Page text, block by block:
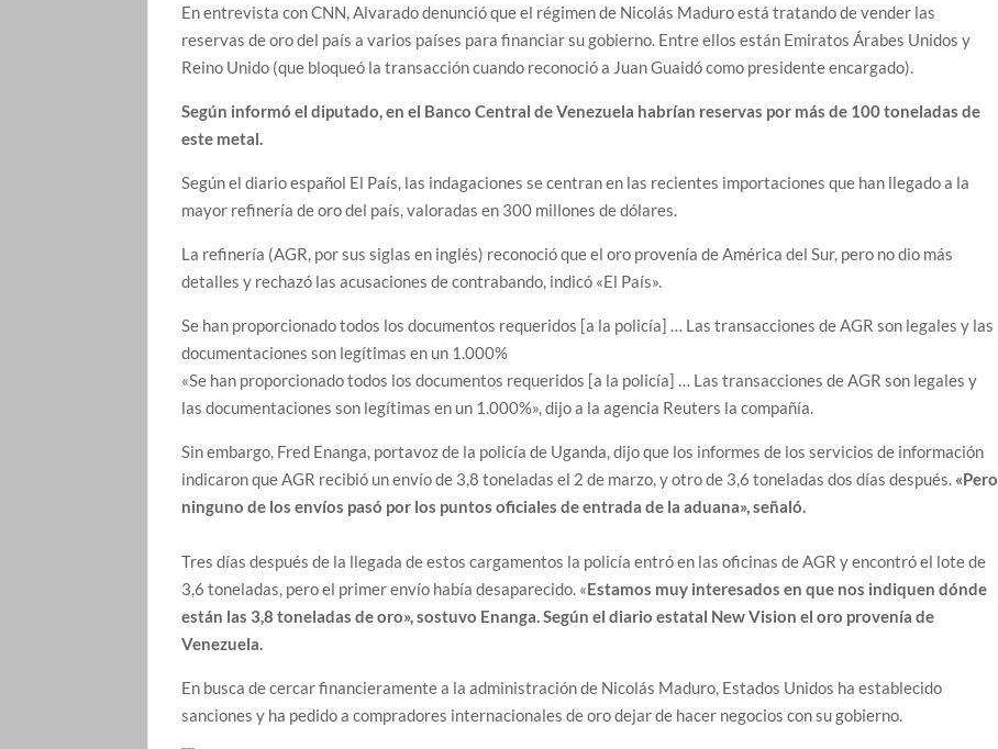
En entrevista con CNN, Alvarado denunció que el régimen de Nicolás Maduro está tratando de vender las
reservas de oro del país a varios países para financiar su gobierno. Entre ellos están Emiratos Árabes Unidos y
Reino Unido (que bloqueó la transacción cuando reconoció a Juan Guaidó como presidente encargado).
Según informó el diputado, en el Banco Central de Venezuela habrían reservas por más de 100 toneladas de
este metal.
Según el diario español El País, las indagaciones se centran en las recientes importaciones que han llegado a la
mayor refinería de oro del país, valoradas en 300 millones de dólares.
La refinería (AGR, por sus siglas en inglés) reconoció que el oro provenía de América del Sur, pero no dio más
detalles y rechazó las acusaciones de contrabando, indicó «El País».
Se han proporcionado todos los documentos requeridos [a la policía] … Las transacciones de AGR son legales y las
documentaciones son legítimas en un 1.000%
«Se han proporcionado todos los documentos requeridos [a la policía] … Las transacciones de AGR son legales y
las documentaciones son legítimas en un 1.000%», dijo a la agencia Reuters la compañía.
Sin embargo, Fred Enanga, portavoz de la policía de Uganda, dijo que los informes de los servicios de información
indicaron que AGR recibió un envío de 3,8 toneladas el 2 de marzo, y otro de 3,6 toneladas dos días después. «Pero
ninguno de los envíos pasó por los puntos oficiales de entrada de la aduana», señaló.
Tres días después de la llegada de estos cargamentos la policía entró en las oficinas de AGR y encontró el lote de
3,6 toneladas, pero el primer envío había desaparecido. «Estamos muy interesados en que nos indiquen dónde
están las 3,8 toneladas de oro», sostuvo Enanga. Según el diario estatal New Vision el oro provenía de
Venezuela.
En busca de cercar financieramente a la administración de Nicolás Maduro, Estados Unidos ha establecido
sanciones y ha pedido a compradores internacionales de oro dejar de hacer negocios con su gobierno.